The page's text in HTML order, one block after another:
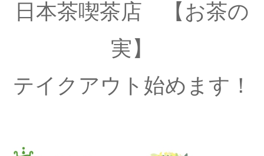
日本茶喫茶店 【お茶の
実】
テイクアウト始めます！